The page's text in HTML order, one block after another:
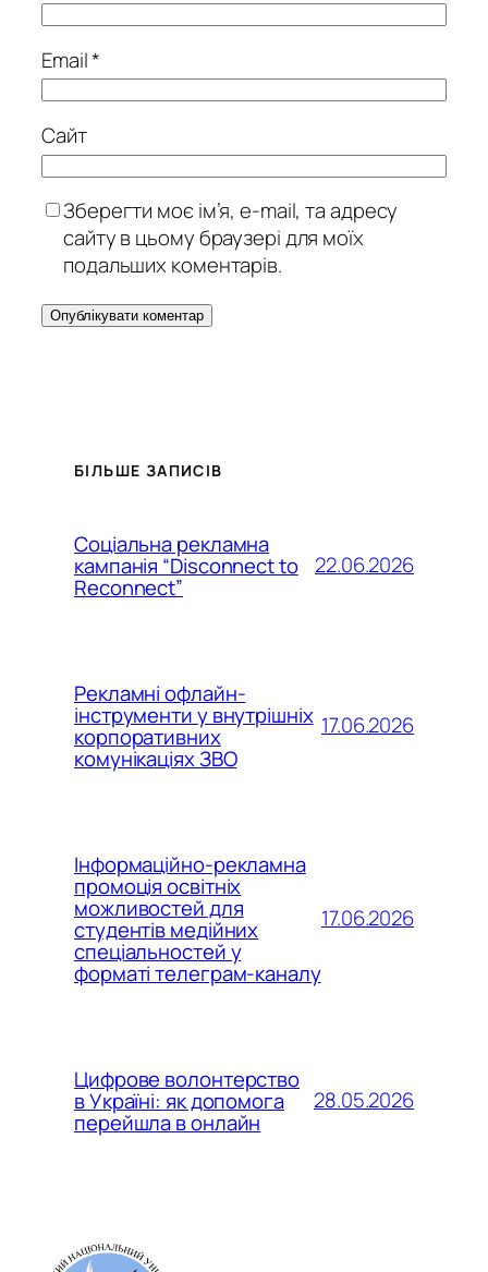
Email*
Сайт
Зберегти моє ім’я, e-mail, та адресу
сайту в цьому браузері для моїх
подальших коментарів.
БІЛЬШЕ ЗАПИСІВ
Соціальна рекламна
кампанія “Disconnect to
Reconnect”
22.06.2026
Рекламні офлайн-
інструменти у внутрішніх
корпоративних
комунікаціях ЗВО
17.06.2026
Інформаційно-рекламна
промоція освітніх
можливостей для
студентів медійних
спеціальностей у
форматі телеграм-каналу
17.06.2026
Цифрове волонтерство
в Україні: як допомога
перейшла в онлайн
28.05.2026